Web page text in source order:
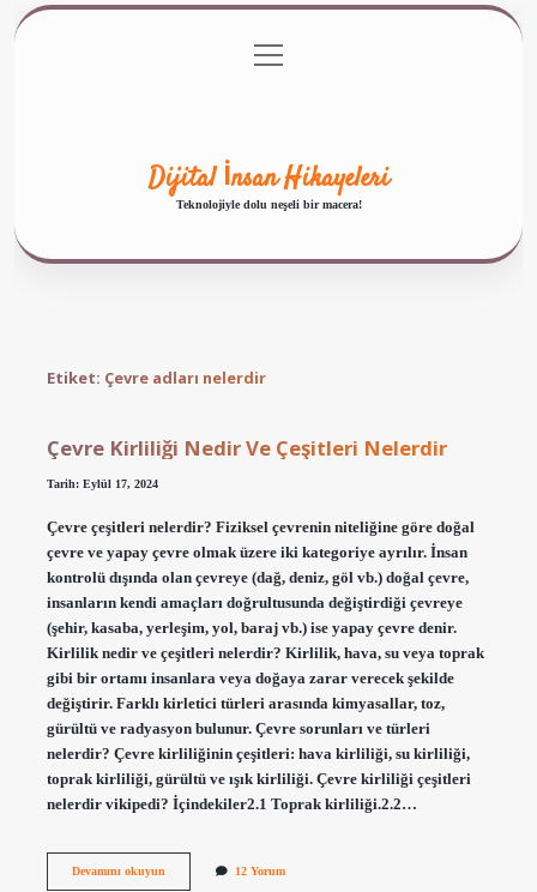
Gizlilik Politikası
menüyü
aç
Dijital İnsan Hikayeleri
Teknolojiyle dolu neşeli bir macera!
Etiket: Çevre adları nelerdir
Çevre Kirliliği Nedir Ve Çeşitleri Nelerdir
Tarih: Eylül 17, 2024
Çevre çeşitleri nelerdir? Fiziksel çevrenin niteliğine göre doğal
çevre ve yapay çevre olmak üzere iki kategoriye ayrılır. İnsan
kontrolü dışında olan çevreye (dağ, deniz, göl vb.) doğal çevre,
insanların kendi amaçları doğrultusunda değiştirdiği çevreye
(şehir, kasaba, yerleşim, yol, baraj vb.) ise yapay çevre denir.
Kirlilik nedir ve çeşitleri nelerdir? Kirlilik, hava, su veya toprak
gibi bir ortamı insanlara veya doğaya zarar verecek şekilde
değiştirir. Farklı kirletici türleri arasında kimyasallar, toz,
gürültü ve radyasyon bulunur. Çevre sorunları ve türleri
nelerdir? Çevre kirliliğinin çeşitleri: hava kirliliği, su kirliliği,
toprak kirliliği, gürültü ve ışık kirliliği. Çevre kirliliği çeşitleri
nelerdir vikipedi? İçindekiler2.1 Toprak kirliliği.2.2…
Devamını okuyunÇevre
12 Yorum